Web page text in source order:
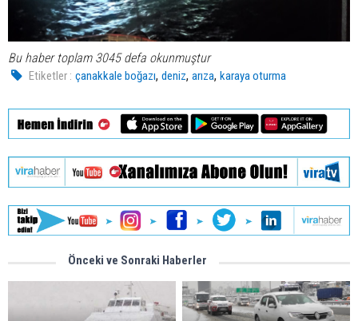
Bu haber toplam 3045 defa okunmuştur
Etiketler : çanakkale boğazı,deniz,arıza,karaya oturma
Önceki ve Sonraki Haberler